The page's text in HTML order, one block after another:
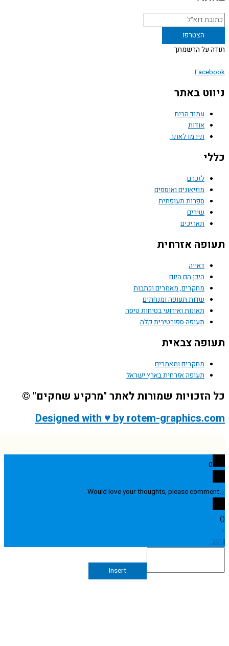
על הרשמתך
באתר
עמוד הבית
אודות
תירמו לאתר
לזכרם
מוזיאונים ואוספים
ספרות תעופתית
שירים
תאריכים
אזרחית
דאייה
היכן הם היום
מחקרים, מאמרים וכתבות
שדות תעופה ומנחתים
תאונות ואירועי בטיחות טיסה
תעופה ספורטיבית קלה
צבאית
מחקרים ומאמרים
תעופה אזרחית בארץ ישראל
שמורות לאתר "מרקיע שחקים" ©
Designed with ♥ by rotem-
Would love your thoughts, please
Insert